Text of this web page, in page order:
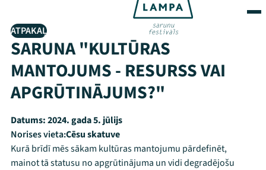
ATPAKAĻ
SARUNA "KULTŪRAS
MANTOJUMS - RESURSS VAI
APGRŪTINĀJUMS?"
Datums:2024. gada 5. jūlijs
Norises vieta:Cēsu skatuve
Kurā brīdī mēs sākam kultūras mantojumu pārdefinēt,
mainot tā statusu no apgrūtinājuma un vidi degradējošu